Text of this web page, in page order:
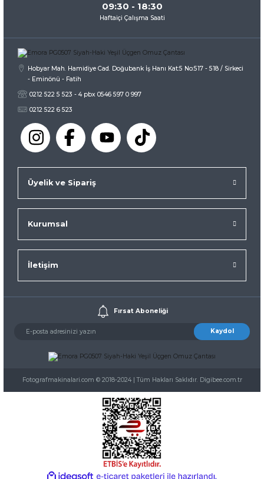
09:30 - 18:30
Haftaiçi Çalışma Saati
Hobyar Mah. Hamidiye Cad. Doğubank İş Hanı Kat:5 No:517 - 518 / Sirkeci
- Eminönü - Fatih
0212 522 5 523 - 4 pbx 0546 597 0 997
0212 522 6 523
Üyelik ve Sipariş
Kurumsal
İletişim
Fırsat Aboneliği
Kaydol
Fotografmakinalari.com © 2018-2024 | Tüm Hakları Saklıdır. Digibee.com.tr
ideasoft e-